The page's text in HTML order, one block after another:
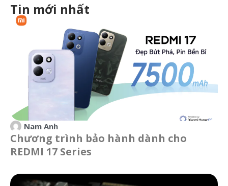
Tin mới nhất
Nam Anh
Chương trình bảo hành dành cho
REDMI 17 Series